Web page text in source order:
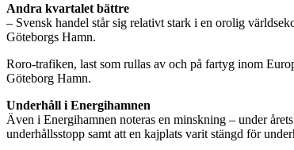
Andra kvartalet bättre
– Svensk handel står sig relativt stark i en orolig
Göteborgs Hamn.
Roro-trafiken, last som rullas av och på fartyg inom
Göteborg Hamn.
Underhåll i Energihamnen
Även i Energihamnen noteras en minskning – under
underhållsstopp samt att en kajplats varit stängd för